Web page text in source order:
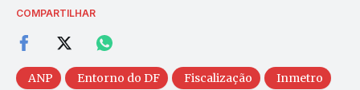
COMPARTILHAR
ANP Entorno do DF Fiscalização
Inmetro